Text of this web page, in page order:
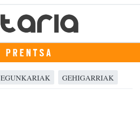
PRENTSA
EGUNKARIAK GEHIGARRIAK